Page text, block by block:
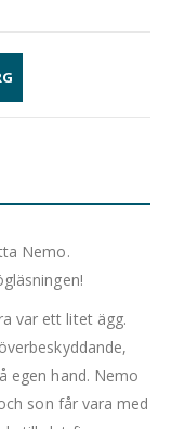
Nemo.
var ett litet ägg.
egen hand. Nemo
son får vara med